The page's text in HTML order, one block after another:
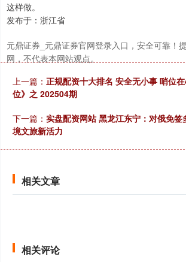
这样做。
发布于：浙江省
元鼎证券_元鼎证券官网登录入口，安全可靠！
网，不代表本网站观点。
上一篇： 正规配资十大排名 安全无小事 哨位
位》之 202504期
下一篇： 实盘配资网站 黑龙江东宁：对俄免签
境文旅新活力
相关文章
相关评论
创业板指 3493.39 -41.75